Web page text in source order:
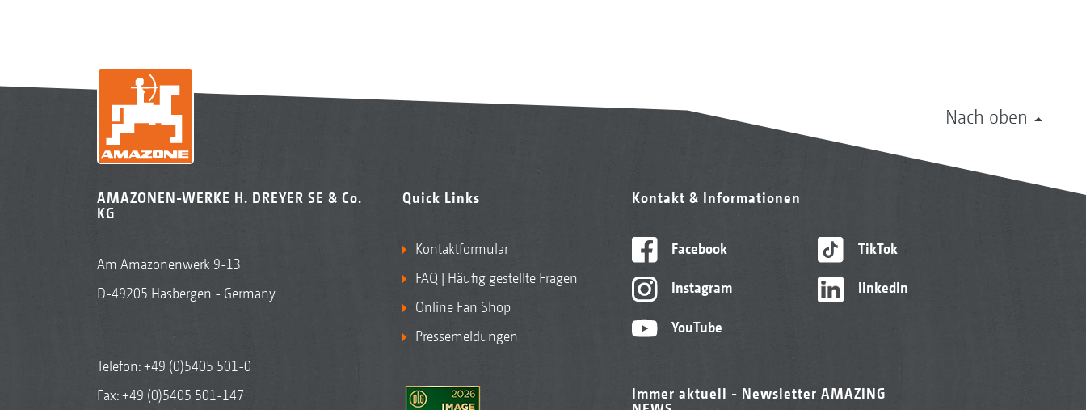
Nach oben
AMAZONEN-WERKE H. DREYER SE & Co.
KG
Am Amazonenwerk 9-13
D-49205 Hasbergen - Germany
Telefon:+49 (0)5405 501-0
Fax: +49 (0)5405 501-147
Quick Links
Kontaktformular
FAQ | Häufig gestellte Fragen
Online Fan Shop
Pressemeldungen
Kontakt & Informationen
Facebook
Instagram
YouTube
TikTok
linkedIn
Immer aktuell - Newsletter AMAZING